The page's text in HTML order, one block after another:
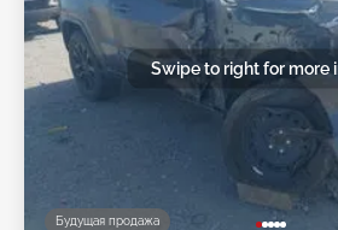
Будущая продажа
Swipe to right for more